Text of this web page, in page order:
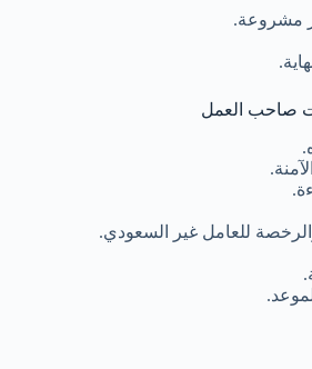
مشروعة.
صاحب العمل
للعامل غير السعودي.